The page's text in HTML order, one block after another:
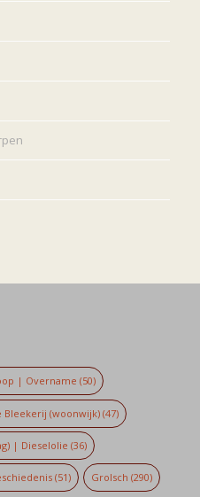
| Overname (50)
Bleekerij (woonwijk) (47)
| Dieselolie (36)
(51) Grolsch (290)